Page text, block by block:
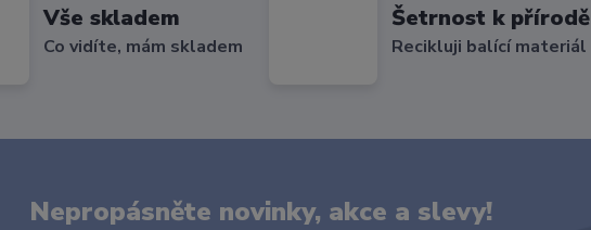
Vše skladem
Co vidíte, mám skladem
Šetrnost k přírodě
Recikluji balící materiál
Nepropásněte novinky, akce a slevy!